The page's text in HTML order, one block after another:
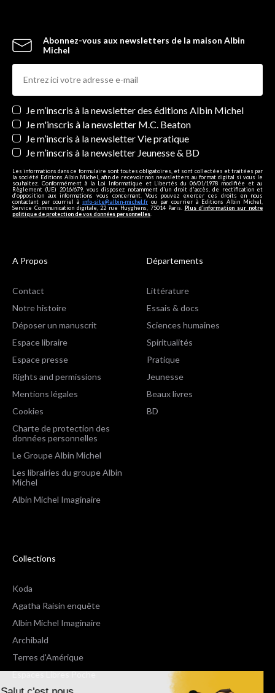
Abonnez-vous aux newsletters de la maison Albin
Michel
Newsletters
Je m’inscris à la newsletter des éditions Albin Michel
Je m'inscris à la newsletter M.C. Beaton
Je m’inscris à la newsletter Vie pratique
Je m’inscris à la newsletter Jeunesse & BD
Les informations dans ce formulaire sont toutes obligatoires, et sont collectées et traitées par
la société Editions Albin Michel, afin de recevoir nos newsletters au format digital si vous le
souhaitez. Conformément à la Loi Informatique et Libertés du 06/01/1978 modifiée et au
Règlement (UE) 2016/679, vous disposez notamment d'un droit d'accès, de rectification et
d’opposition aux informations vous concernant. Vous pouvez exercer ces droits en nous
contactant par courriel à info-site@albin-michel.fr ou par courrier à Editions Albin Michel,
Service Communication digitale, 22 rue Huyghens, 75014 Paris. Plus d’information sur notre
politique de protection de vos données personnelles
A Propos
Contact
Notre histoire
Déposer un manuscrit
Espace libraire
Espace presse
Rights and permissions
Mentions légales
Cookies
Charte de protection des
données personnelles
Le Groupe Albin Michel
Les librairies du groupe Albin
Michel
Albin Michel Imaginaire
Départements
Littérature
Essais & docs
Sciences humaines
Spiritualités
Pratique
Jeunesse
Beaux livres
BD
Collections
Koda
Agatha Raisin enquête
Albin Michel Imaginaire
Archibald
Terres d'Amérique
Espaces Libres Poche